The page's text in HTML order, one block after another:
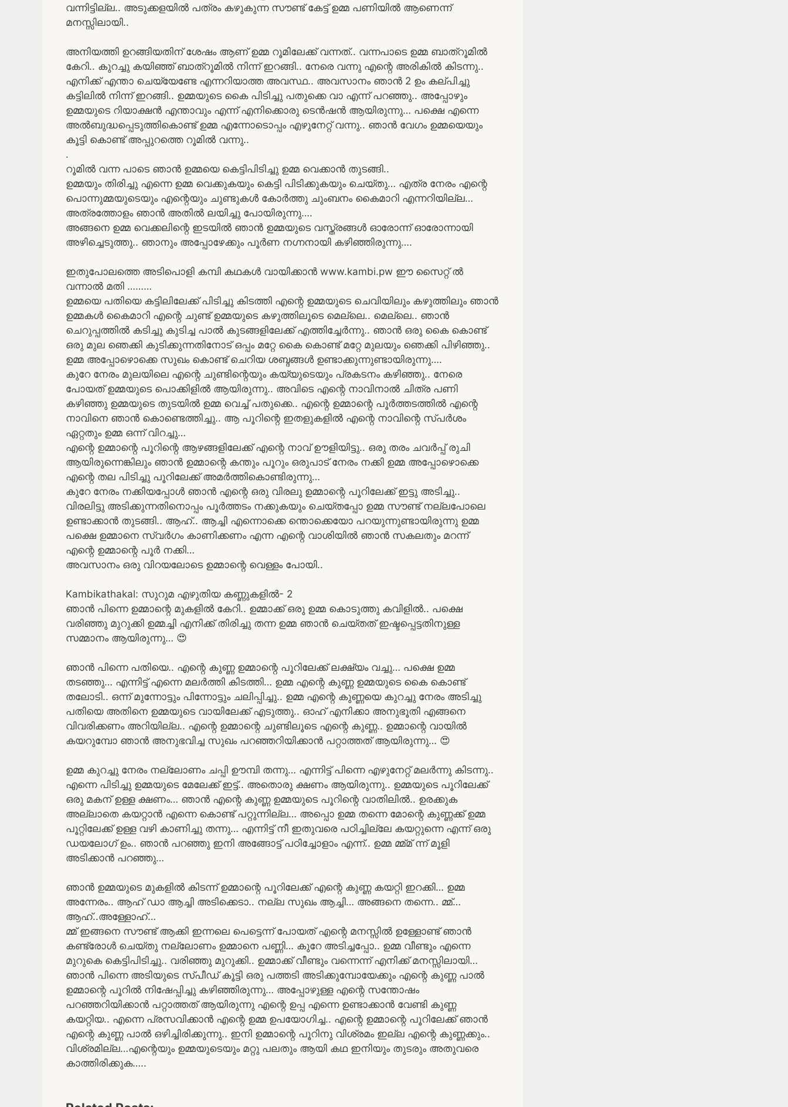
വന്നിട്ടില്ല.. അടുക്കളയിൽ പത്രം കഴുകുന്ന സൗണ്ട് കേട്ട് ഉമ്മ പണിയിൽ ആണെന്ന്
മനസ്സിലായി..
അനിയത്തി ഉറങ്ങിയതിന് ശേഷം ആണ് ഉമ്മ റൂമിലേക്ക് വന്നത്.. വന്നപാടെ ഉമ്മ ബാത്‌റൂമിൽ
കേറി.. കുറച്ചു കയിഞ്ഞ് ബാത്‌റൂമിൽ നിന്ന് ഇറങ്ങി.. നേരെ വന്നു എന്റെ അരികിൽ കിടന്നു..
എനിക്ക് എന്താ ചെയ്യേണ്ടേ എന്നറിയാത്ത അവസ്ഥ.. അവസാനം ഞാൻ 2 ഉം കല്പിച്ചു
കട്ടിലിൽ നിന്ന് ഇറങ്ങി.. ഉമ്മയുടെ കൈ പിടിച്ചു പതുക്കെ വാ എന്ന് പറഞ്ഞു.. അപ്പോഴും
ഉമ്മയുടെ റിയാക്ഷൻ എന്താവും എന്ന് എനിക്കൊരു ടെൻഷൻ ആയിരുന്നു… പക്ഷെ എന്നെ
അൽബുദ്ധപ്പെടുത്തികൊണ്ട് ഉമ്മ എന്നോടൊപ്പം എഴുനേറ്റ് വന്നു.. ഞാൻ വേഗം ഉമ്മയെയും
കൂട്ടി കൊണ്ട് അപ്പുറത്തെ റൂമിൽ വന്നു..
.
റൂമിൽ വന്ന പാടെ ഞാൻ ഉമ്മയെ കെട്ടിപിടിച്ചു ഉമ്മ വെക്കാൻ തുടങ്ങി..
ഉമ്മയും തിരിച്ചു എന്നെ ഉമ്മ വെക്കുകയും കെട്ടി പിടിക്കുകയും ചെയ്തു… എത്ര നേരം എന്റെ
പൊന്നുമ്മയുടെയും എന്റെയും ചുണ്ടുകൾ കോർത്തു ചുംബനം കൈമാറി എന്നറിയില്ല…
അത്രത്തോളം ഞാൻ അതിൽ ലയിച്ചു പോയിരുന്നു….
അങ്ങനെ ഉമ്മ വെക്കലിന്റെ ഇടയിൽ ഞാൻ ഉമ്മയുടെ വസ്ത്രങ്ങൾ ഓരോന്ന് ഓരോന്നായി
അഴിച്ചെടുത്തു.. ഞാനും അപ്പോഴേക്കും പൂർണ നഗ്നനായി കഴിഞ്ഞിരുന്നു….
ഇതുപോലത്തെ അടിപൊളി കമ്പി കഥകൾ വായിക്കാൻ www.kambi.pw ഈ സൈറ്റ് ൽ
വന്നാൽ മതി ………
ഉമ്മയെ പതിയെ കട്ടിലിലേക്ക് പിടിച്ചു കിടത്തി എന്റെ ഉമ്മയുടെ ചെവിയിലും കഴുത്തിലും ഞാൻ
ഉമ്മകൾ കൈമാറി എന്റെ ചുണ്ട് ഉമ്മയുടെ കഴുത്തിലൂടെ മെല്ലെ.. മെല്ലെ.. ഞാൻ
ചെറുപ്പത്തിൽ കടിച്ചു കുടിച്ച പാൽ കുടങ്ങളിലേക്ക് എത്തിച്ചേർന്നു.. ഞാൻ ഒരു കൈ കൊണ്ട്
ഒരു മുല ഞെക്കി കുടിക്കുന്നതിനോട് ഒപ്പം മറ്റേ കൈ കൊണ്ട് മറ്റേ മുലയും ഞെക്കി പിഴിഞ്ഞു..
ഉമ്മ അപ്പോഴൊക്കെ സുഖം കൊണ്ട് ചെറിയ ശബ്ദങ്ങൾ ഉണ്ടാക്കുന്നുണ്ടായിരുന്നു….
കുറേ നേരം മുലയിലെ എന്റെ ചുണ്ടിന്റെയും കയ്യുടെയും പ്രകടനം കഴിഞ്ഞു.. നേരെ
പോയത് ഉമ്മയുടെ പൊക്കിളിൽ ആയിരുന്നു.. അവിടെ എന്റെ നാവിനാൽ ചിത്ര പണി
കഴിഞ്ഞു ഉമ്മയുടെ തുടയിൽ ഉമ്മ വെച്ച് പതുക്കെ.. എന്റെ ഉമ്മാന്റെ പൂർത്തടത്തിൽ എന്റെ
നാവിനെ ഞാൻ കൊണ്ടെത്തിച്ചു.. ആ പൂറിന്റെ ഇതളുകളിൽ എന്റെ നാവിന്റെ സ്പർശം
ഏറ്റതും ഉമ്മ ഒന്ന് വിറച്ചു…
എന്റെ ഉമ്മാന്റെ പൂറിന്റെ ആഴങ്ങളിലേക്ക് എന്റെ നാവ് ഊളിയിട്ടു.. ഒരു തരം ചവർപ്പ് രുചി
ആയിരുന്നെങ്കിലും ഞാൻ ഉമ്മാന്റെ കന്തും പൂറും ഒരുപാട് നേരം നക്കി ഉമ്മ അപ്പോഴൊക്കെ
എന്റെ തല പിടിച്ചു പൂറിലേക്ക് അമർത്തികൊണ്ടിരുന്നു…
കുറേ നേരം നക്കിയപ്പോൾ ഞാൻ എന്റെ ഒരു വിരലു ഉമ്മാന്റെ പൂറിലേക്ക് ഇട്ടു അടിച്ചു..
വിരലിട്ടു അടിക്കുന്നതിനൊപ്പം പൂർത്തടം നക്കുകയും ചെയ്തപ്പോ ഉമ്മ സൗണ്ട് നല്ലപോലെ
ഉണ്ടാക്കാൻ തുടങ്ങി.. ആഹ്.. ആച്ചി എന്നൊക്കെ ന്തൊക്കെയോ പറയുന്നുണ്ടായിരുന്നു ഉമ്മ
പക്ഷെ ഉമ്മാനെ സ്വർഗം കാണിക്കണം എന്ന എന്റെ വാശിയിൽ ഞാൻ സകലതും മറന്ന്
എന്റെ ഉമ്മാന്റെ പൂർ നക്കി…
അവസാനം ഒരു വിറയലോടെ ഉമ്മാന്റെ വെള്ളം പോയി..
Kambikathakal: സുറുമ എഴുതിയ കണ്ണുകളിൽ- 2
ഞാൻ പിന്നെ ഉമ്മാന്റെ മുകളിൽ കേറി.. ഉമ്മാക്ക് ഒരു ഉമ്മ കൊടുത്തു കവിളിൽ.. പക്ഷെ
വരിഞ്ഞു മുറുക്കി ഉമ്മച്ചി എനിക്ക് തിരിച്ചു തന്ന ഉമ്മ ഞാൻ ചെയ്തത് ഇഷ്ടപ്പെട്ടതിനുള്ള
സമ്മാനം ആയിരുന്നു… 😍
ഞാൻ പിന്നെ പതിയെ.. എന്റെ കുണ്ണ ഉമ്മാന്റെ പൂറിലേക്ക് ലക്ഷ്യം വച്ചു… പക്ഷെ ഉമ്മ
തടഞ്ഞു… എന്നിട്ട് എന്നെ മലർത്തി കിടത്തി… ഉമ്മ എന്റെ കുണ്ണ ഉമ്മയുടെ കൈ കൊണ്ട്
തലോടി.. ഒന്ന് മുന്നോട്ടും പിന്നോട്ടും ചലിപ്പിച്ചു.. ഉമ്മ എന്റെ കുണ്ണയെ കുറച്ചു നേരം അടിച്ചു
പതിയെ അതിനെ ഉമ്മയുടെ വായിലേക്ക് എടുത്തു.. ഓഹ് എനിക്കാ അനുഭൂതി എങ്ങനെ
വിവരിക്കണം അറിയില്ല.. എന്റെ ഉമ്മാന്റെ ചുണ്ടിലൂടെ എന്റെ കുണ്ണ.. ഉമ്മാന്റെ വായിൽ
കയറുമ്പോ ഞാൻ അനുഭവിച്ച സുഖം പറഞ്ഞറിയിക്കാൻ പറ്റാത്തത് ആയിരുന്നു… 😍
ഉമ്മ കുറച്ചു നേരം നല്ലോണം ചപ്പി ഊമ്പി തന്നു… എന്നിട്ട് പിന്നെ എഴുനേറ്റ് മലർന്നു കിടന്നു..
എന്നെ പിടിച്ചു ഉമ്മയുടെ മേലേക്ക് ഇട്ട്.. അതൊരു ക്ഷണം ആയിരുന്നു.. ഉമ്മയുടെ പൂറിലേക്ക്
ഒരു മകന് ഉള്ള ക്ഷണം… ഞാൻ എന്റെ കുണ്ണ ഉമ്മയുടെ പൂറിന്റെ വാതിലിൽ.. ഉരക്കുക
അല്ലാതെ കയറ്റാൻ എന്നെ കൊണ്ട് പറ്റുന്നില്ല… അപ്പൊ ഉമ്മ തന്നെ മോന്റെ കുണ്ണക്ക് ഉമ്മ
പൂറ്റിലേക്ക് ഉള്ള വഴി കാണിച്ചു തന്നു… എന്നിട്ട് നീ ഇതുവരെ പഠിച്ചില്ലേ കയറ്റുന്നെ എന്ന് ഒരു
ഡയലോഗ് ഉം.. ഞാൻ പറഞ്ഞു ഇനി അങ്ങോട്ട് പഠിച്ചോളാം എന്ന്.. ഉമ്മ മ്മ്മ് ന്ന് മൂളി
അടിക്കാൻ പറഞ്ഞു…
ഞാൻ ഉമ്മയുടെ മുകളിൽ കിടന്ന് ഉമ്മാന്റെ പൂറിലേക്ക് എന്റെ കുണ്ണ കയറ്റി ഇറക്കി… ഉമ്മ
അന്നേരം.. ആഹ് ഡാ ആച്ചി അടിക്കെടാ.. നല്ല സുഖം ആച്ചി… അങ്ങനെ തന്നെ.. മ്മ്…
ആഹ്..അള്ളോഹ്…
മ്മ് ഇങ്ങനെ സൗണ്ട് ആക്കി ഇന്നലെ പെട്ടെന്ന് പോയത് എന്റെ മനസ്സിൽ ഉള്ളോണ്ട് ഞാൻ
കണ്ട്രോൾ ചെയ്തു നല്ലോണം ഉമ്മാനെ പണ്ണി… കുറേ അടിച്ചപ്പോ.. ഉമ്മ വീണ്ടും എന്നെ
മുറുകെ കെട്ടിപിടിച്ചു.. വരിഞ്ഞു മുറുക്കി.. ഉമ്മാക്ക് വീണ്ടും വന്നെന്ന് എനിക്ക് മനസ്സിലായി…
ഞാൻ പിന്നെ അടിയുടെ സ്പീഡ് കൂട്ടി ഒരു പത്തടി അടിക്കുമ്പോയേക്കും എന്റെ കുണ്ണ പാൽ
ഉമ്മാന്റെ പൂറിൽ നിഷേപ്പിച്ചു കഴിഞ്ഞിരുന്നു… അപ്പോഴുള്ള എന്റെ സന്തോഷം
പറഞ്ഞറിയിക്കാൻ പറ്റാത്തത് ആയിരുന്നു എന്റെ ഉപ്പ എന്നെ ഉണ്ടാക്കാൻ വേണ്ടി കുണ്ണ
കയറ്റിയ.. എന്നെ പ്രസവിക്കാൻ എന്റെ ഉമ്മ ഉപയോഗിച്ച.. എന്റെ ഉമ്മാന്റെ പൂറിലേക്ക് ഞാൻ
എന്റെ കുണ്ണ പാൽ ഒഴിച്ചിരിക്കുന്നു.. ഇനി ഉമ്മാന്റെ പൂറിനു വിശ്രമം ഇല്ല എന്റെ കുണ്ണക്കും..
വിശ്രമില്ല…എന്റെയും ഉമ്മയുടെയും മറ്റു പലതും ആയി കഥ ഇനിയും തുടരും അതുവരെ
കാത്തിരിക്കുക…..